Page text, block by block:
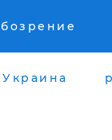
Украина